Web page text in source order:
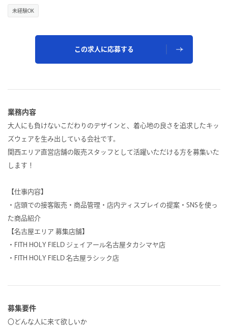
未経験OK
この求人に応募する
業務内容
大人にも負けないこだわりのデザインと、着心地の良さを追求したキッ
ズウェアを生み出している会社です。
関西エリア直営店舗の販売スタッフとして活躍いただける方を募集いた
します！
【仕事内容】
・店頭での接客販売・商品管理・店内ディスプレイの提案・SNSを使っ
た商品紹介
【名古屋エリア 募集店舗】
・FITH HOLY FIELD ジェイアール名古屋タカシマヤ店
・FITH HOLY FIELD 名古屋ラシック店
募集要件
〇どんな人に来て欲しいか